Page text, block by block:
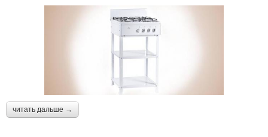
читать дальше →